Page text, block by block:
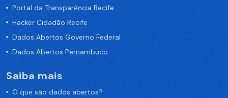
Portal da Transparência Recife
Hacker Cidadão Recife
Dados Abertos Governo Federal
Dados Abertos Pernambuco
Saiba mais
O que são dados abertos?